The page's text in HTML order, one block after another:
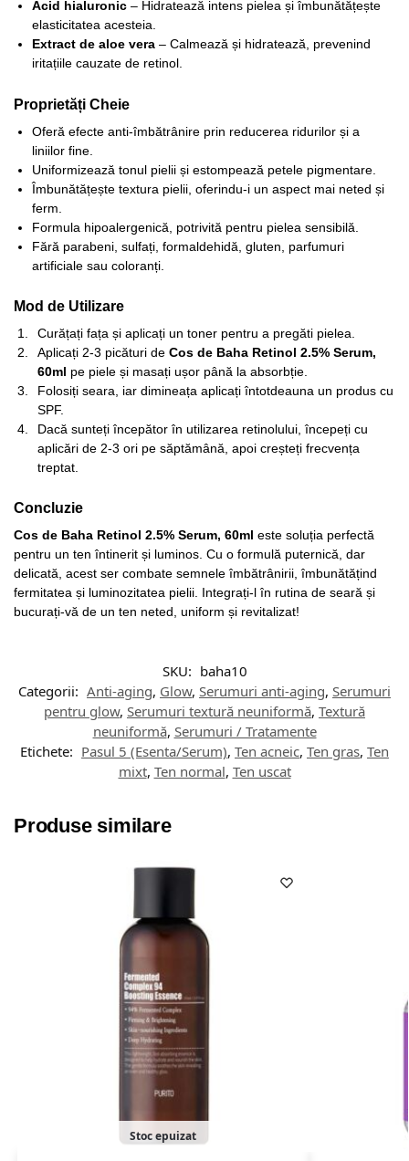
Acid hialuronic – Hidratează intens pielea și îmbunătățește
elasticitatea acesteia.
Extract de aloe vera – Calmează și hidratează, prevenind
iritațiile cauzate de retinol.
Proprietăți Cheie
Oferă efecte anti-îmbătrânire prin reducerea ridurilor și a
liniilor fine.
Uniformizează tonul pielii și estompează petele pigmentare.
Îmbunătățește textura pielii, oferindu-i un aspect mai neted și
ferm.
Formula hipoalergenică, potrivită pentru pielea sensibilă.
Fără parabeni, sulfați, formaldehidă, gluten, parfumuri
artificiale sau coloranți.
Mod de Utilizare
Curățați fața și aplicați un toner pentru a pregăti pielea.
Aplicați 2-3 picături de Cos de Baha Retinol 2.5% Serum,
60ml pe piele și masați ușor până la absorbție.
Folosiți seara, iar dimineața aplicați întotdeauna un produs cu
SPF.
Dacă sunteți începător în utilizarea retinolului, începeți cu
aplicări de 2-3 ori pe săptămână, apoi creșteți frecvența
treptat.
Concluzie
Cos de Baha Retinol 2.5% Serum, 60ml este soluția perfectă
pentru un ten întinerit și luminos. Cu o formulă puternică, dar
delicată, acest ser combate semnele îmbătrânirii, îmbunătățind
fermitatea și luminozitatea pielii. Integrați-l în rutina de seară și
bucurați-vă de un ten neted, uniform și revitalizat!
SKU: baha10
Categorii: Anti-aging, Glow, Serumuri anti-aging, Serumuri
pentru glow, Serumuri textură neuniformă, Textură
neuniformă, Serumuri / Tratamente
Etichete: Pasul 5 (Esenta/Serum), Ten acneic, Ten gras, Ten
mixt, Ten normal, Ten uscat
Produse similare
Stoc epuizat